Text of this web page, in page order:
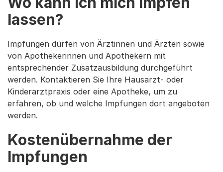
lassen?
Impfungen dürfen von Ärztinnen und Ärzten sowie
von Apothekerinnen und Apothekern mit
entsprechender Zusatzausbildung durchgeführt
werden. Kontaktieren Sie Ihre Hausarzt- oder
Kinderarztpraxis oder eine Apotheke, um zu
erfahren, ob und welche Impfungen dort angeboten
werden.
Kostenübernahme der
Impfungen